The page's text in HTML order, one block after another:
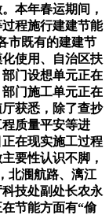
本年春运期间，
程施行建建节能
市既有的建建节
使用、自治区扶
门设想单元正在
门施工单元正在
获悉，除了查抄
质量平安等进
在现实施工过程
要性认识不脚，
北涠航路、漓江
技处副处长农永
节能方面有“偷